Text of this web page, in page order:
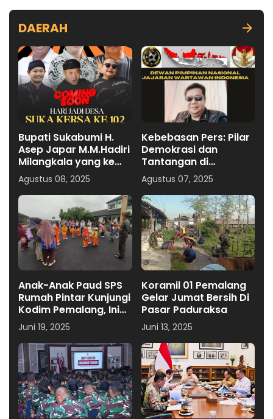
DAERAH
Bupati Sukabumi H.
Asep Japar M.M.Hadiri
Milangkala yang ke
102 Desa Sukakersa
Kecamatan Parakan
Salak
Agustus 08, 2025
Kebebasan Pers: Pilar
Demokrasi dan
Tantangan di
Indonesia
Agustus 07, 2025
Anak-Anak Paud SPS
Rumah Pintar Kunjungi
Kodim Pemalang, Ini
Tujuannya
Juni 19, 2025
Koramil 01 Pemalang
Gelar Jumat Bersih Di
Pasar Paduraksa
Juni 13, 2025